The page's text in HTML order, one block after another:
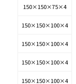
150×150×75×4
150×150×100×4
150×150×100×4
150×150×100×4
150×150×100×4